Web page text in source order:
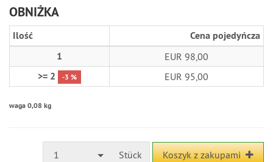
OBNIŻKA
Ilość
Cena pojedyńcza
1
EUR 98,00
>= 2 -3 % EUR 95,00
waga 0,08 kg
1 Stück Koszyk z zakupami